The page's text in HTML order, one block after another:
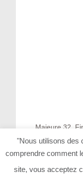
Majeure 32.
"Nous utilisons des
comprendre comment
site, vous acceptez